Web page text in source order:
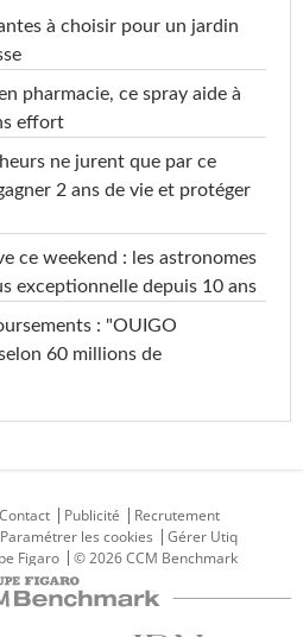
à choisir pour un jardin
pharmacie, ce spray aide à
effort
ne jurent que par ce
2 ans de vie et protéger
ce weekend : les astronomes
exceptionnelle depuis 10 ans
: "OUIGO
60 millions de
Contact Publicité
Recrutement
Paramétrer les cookies
Gérer Utiq
Figaro © 2026 CCM Benchmark